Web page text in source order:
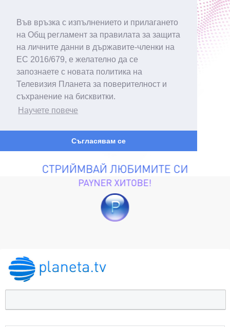
Във връзка с изпълнението и прилагането
на Общ регламент за правилата за защита
на личните данни в държавите-членки на
ЕС 2016/679, е желателно да се
запознаете с новата политика на
Телевизия Планета за поверителност и
съхранение на бисквитки.
Научете повече
Съгласявам се